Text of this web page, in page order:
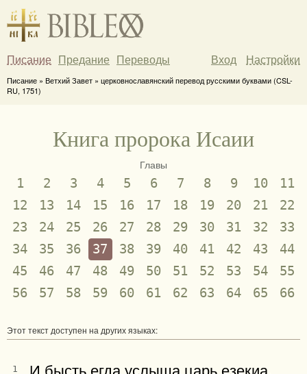
Писание Предание Переводы Вход Настройки
Писание » Ветхий Завет » церковнославянский перевод русскими буквами (CSL-
RU, 1751)
Книга пророка Исаии
Главы
1 2 3 4 5 6 7 8 9 10
11
12
13 14 15 16 17 18 19 20 21
22
23
24 25 26 27 28 29 30 31 32
33
34
35 36 37 38 39 40 41 42 43
44
45
46 47 48 49 50 51 52 53 54
55
56
57 58 59 60 61 62 63 64 65 66
Этот текст доступен на других языках:
1
И бысть егда услыша царь езекиа,